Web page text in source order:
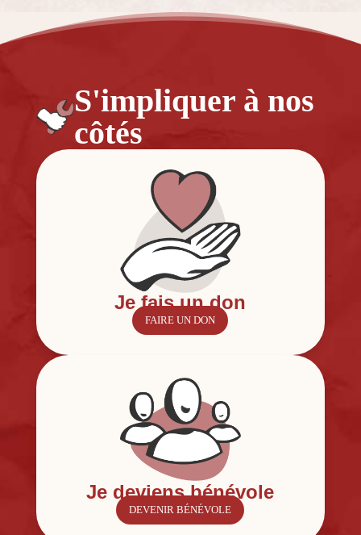
S'impliquer à nos
côtés
Je fais un don
FAIRE UN DON
Je deviens bénévole
DEVENIR BÉNÉVOLE